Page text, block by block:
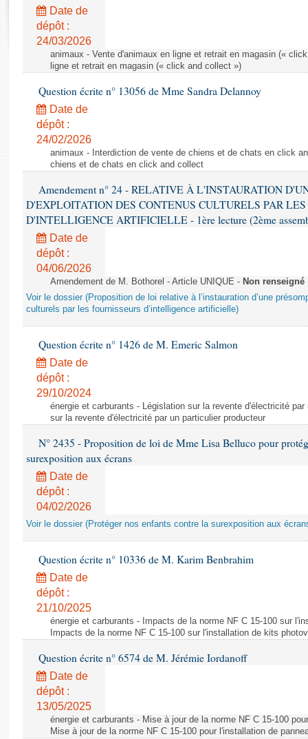
Rapports législatifs
Rapports sur l'application des lois
Baromètre de l’application des lois
Dossiers législatifs
Budget et sécurité sociale
Questions écrites et orales
Comptes rendus des débats
Date de
dépôt :
24/03/2026
animaux - Vente d'animaux en ligne et retrait en magasin («
ligne et retrait en magasin (« click and collect »)
Question écrite n° 13056 de Mme Sandra Delannoy
Date de
dépôt :
24/02/2026
animaux - Interdiction de vente de chiens et de chats en click
chiens et de chats en click and collect
Amendement n° 24 - RELATIVE À L'INSTAURATION
D'EXPLOITATION DES CONTENUS CULTURELS PAR LES
D'INTELLIGENCE ARTIFICIELLE - 1ère lecture (2ème
Date de
dépôt :
04/06/2026
Amendement de M. Bothorel - Article UNIQUE - Non renseigné
Voir le dossier (Proposition de loi relative à l’instauration d’une
culturels par les fournisseurs d’intelligence artificielle)
Question écrite n° 1426 de M. Emeric Salmon
Date de
dépôt :
29/10/2024
énergie et carburants - Législation sur la revente d'électricité
sur la revente d'électricité par un particulier producteur
N° 2435 - Proposition de loi de Mme Lisa Belluco pour
surexposition aux écrans
Date de
dépôt :
04/02/2026
Voir le dossier (Protéger nos enfants contre la surexposition aux
Question écrite n° 10336 de M. Karim Benbrahim
Date de
dépôt :
21/10/2025
énergie et carburants - Impacts de la norme NF C 15-100 sur
Impacts de la norme NF C 15-100 sur l'installation de kits
Question écrite n° 6574 de M. Jérémie Iordanoff
Date de
dépôt :
13/05/2025
énergie et carburants - Mise à jour de la norme NF C 15-100
Mise à jour de la norme NF C 15-100 pour l'installation de